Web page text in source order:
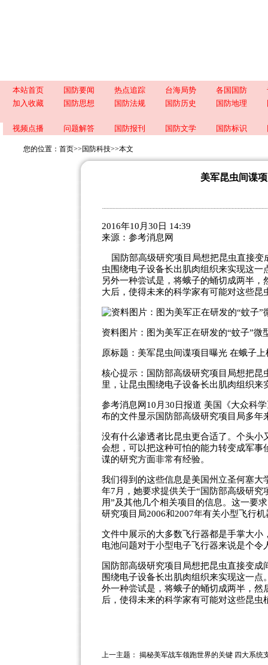
本站首页 国防要闻 热点追踪 台海局势 各国国防
加入收藏
国防思想 国防法规 国防历史 国防地理
视频点播 问题解答 国防报刊 国防文学 国防标识
您的位置： 首页>> 国防科技>>本文
美军昆虫间谍
2016年10月30日 14:39
来源： 参考消息网
国防部高级研究项目局想把昆虫直接变
虫围绕电子设备长出肌肉组织来实现这
另外一种尝试是，将蛾子的蛹切成两半
大后，使得未来的科学家有可能对这些昆
资料图片：图为美军正在研发的“蚊子”
原标题：美军昆虫间谍项目曝光 在蛾子
核心提示：国防部高级研究项目局想把
里，让昆虫围绕电子设备长出肌肉组织来
参考消息网10月30日报道 美国《大众科
布的文件显示国防部高级研究项目局多
没有什么渗透者比昆虫更合适了。个头
会想，可以把这种可怕的能力转变成军
谍的研究方面非常有经验。
我们得到的这些信息是美国州立圣何塞大
年7月，她要求提供关于“国防部高级研
用”及其他几个相关项目的信息。这一要
研究项目局2006和2007年有关小型飞行
文件中展示的大多数飞行器都是手掌大
电池问题对于小型电子飞行器来说是个令
国防部高级研究项目局想把昆虫直接变
围绕电子设备长出肌肉组织来实现这一
外一种尝试是，将蛾子的蛹切成两半，
后，使得未来的科学家有可能对这些昆虫
上一主题： 揭秘美军战车领跑世界的关键 四大系统